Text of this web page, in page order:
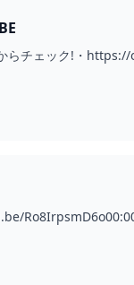
らチェック!・